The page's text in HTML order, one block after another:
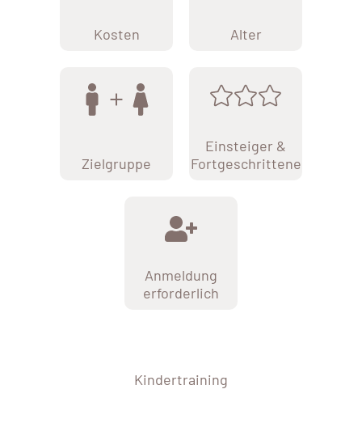
Kosten Alter
Zielgruppe
Einsteiger &
Fortgeschrittene
Anmeldung
erforderlich
Kindertraining